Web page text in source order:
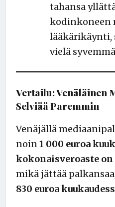
tahansa
kodinkoneen
lääkärikäynti,
vielä
Vertailu: Venäläinen
Selviää Paremmin
Venäjällä
noin 1 000 euroa
kokonaisveroaste
mikä jättää
830 euroa